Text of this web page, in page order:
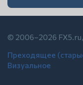
© 2006–2026
Преходящее
Визуальное